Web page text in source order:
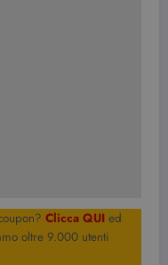
Clicca QUI ed
oltre 9.000 utenti